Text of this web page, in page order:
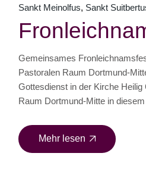
Sankt Meinolfus Sankt
Gemeinsames
Pastoralen Raum Dortmund-
Gottesdienst in der Kirche
Raum Dortmund-Mitte in
Mehr lesen